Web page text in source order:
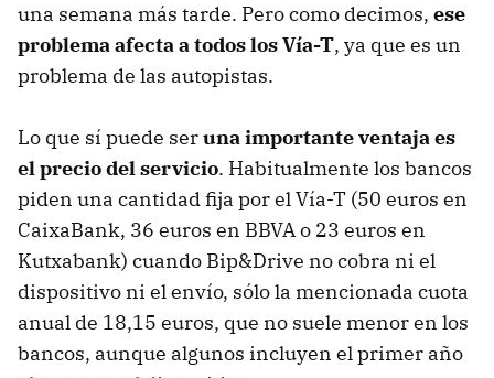
una semana más tarde. Pero como decimos, ese
problema afecta a todos los Vía-T, ya que es un
problema de las autopistas.
Lo que sí puede seruna importante ventaja es
el precio del servicio. Habitualmente los bancos
piden una cantidad fija por el Vía-T (50 euros en
CaixaBank, 36 euros en BBVA o 23 euros en
Kutxabank) cuando Bip&Drive no cobra ni el
dispositivo ni el envío, sólo la mencionada cuota
anual de 18,15 euros, que no suele menor en los
bancos, aunque algunos incluyen el primer año